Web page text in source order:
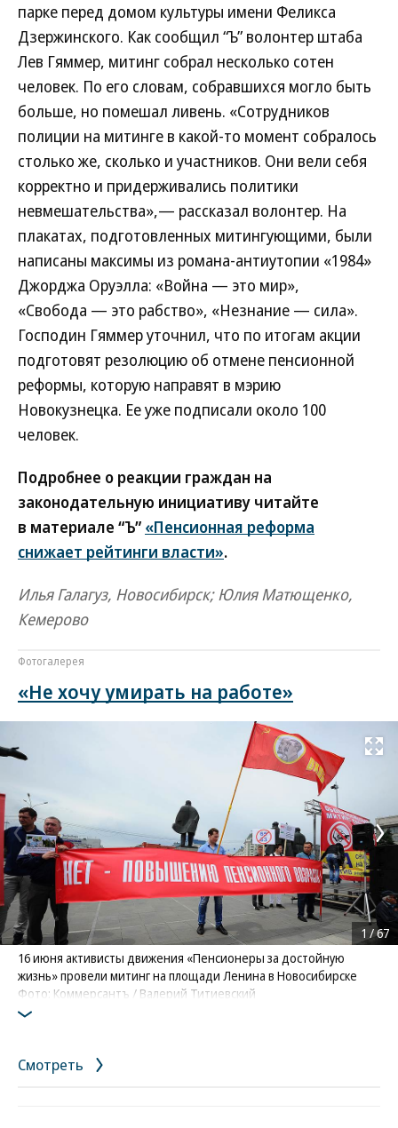
парке перед домом культуры имени Феликса
Дзержинского. Как сообщил “Ъ” волонтер штаба
Лев Гяммер, митинг собрал несколько сотен
человек. По его словам, собравшихся могло быть
больше, но помешал ливень. «Сотрудников
полиции на митинге в какой-то момент собралось
столько же, сколько и участников. Они вели себя
корректно и придерживались политики
невмешательства»,— рассказал волонтер. На
плакатах, подготовленных митингующими, были
написаны максимы из романа-антиутопии «1984»
Джорджа Оруэлла: «Война — это мир»,
«Свобода — это рабство», «Незнание — сила».
Господин Гяммер уточнил, что по итогам акции
подготовят резолюцию об отмене пенсионной
реформы, которую направят в мэрию
Новокузнецка. Ее уже подписали около 100
человек.
Подробнее о реакции граждан на
законодательную инициативу читайте
в материале “Ъ” «Пенсионная реформа
снижает рейтинги власти».
Илья Галагуз, Новосибирск; Юлия Матющенко,
Кемерово
Фотогалерея
«Не хочу умирать на работе»
Развернуть
16 июня активисты движения «Пенсионеры за достойную
жизнь» провели митинг на площади Ленина в Новосибирске
Фото: Коммерсантъ / Валерий Титиевский
1 /67
Смотреть